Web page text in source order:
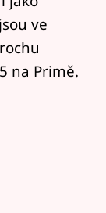
ve
na Primě.